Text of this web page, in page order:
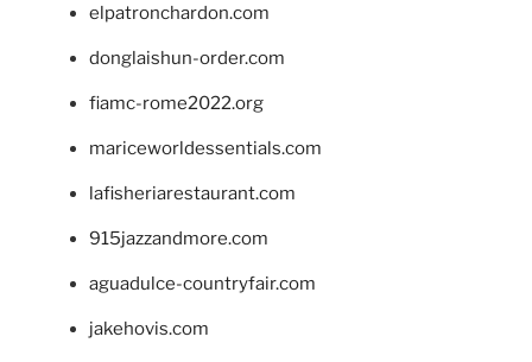
elpatronchardon.com
donglaishun-order.com
fiamc-rome2022.org
mariceworldessentials.com
lafisheriarestaurant.com
915jazzandmore.com
aguadulce-countryfair.com
jakehovis.com